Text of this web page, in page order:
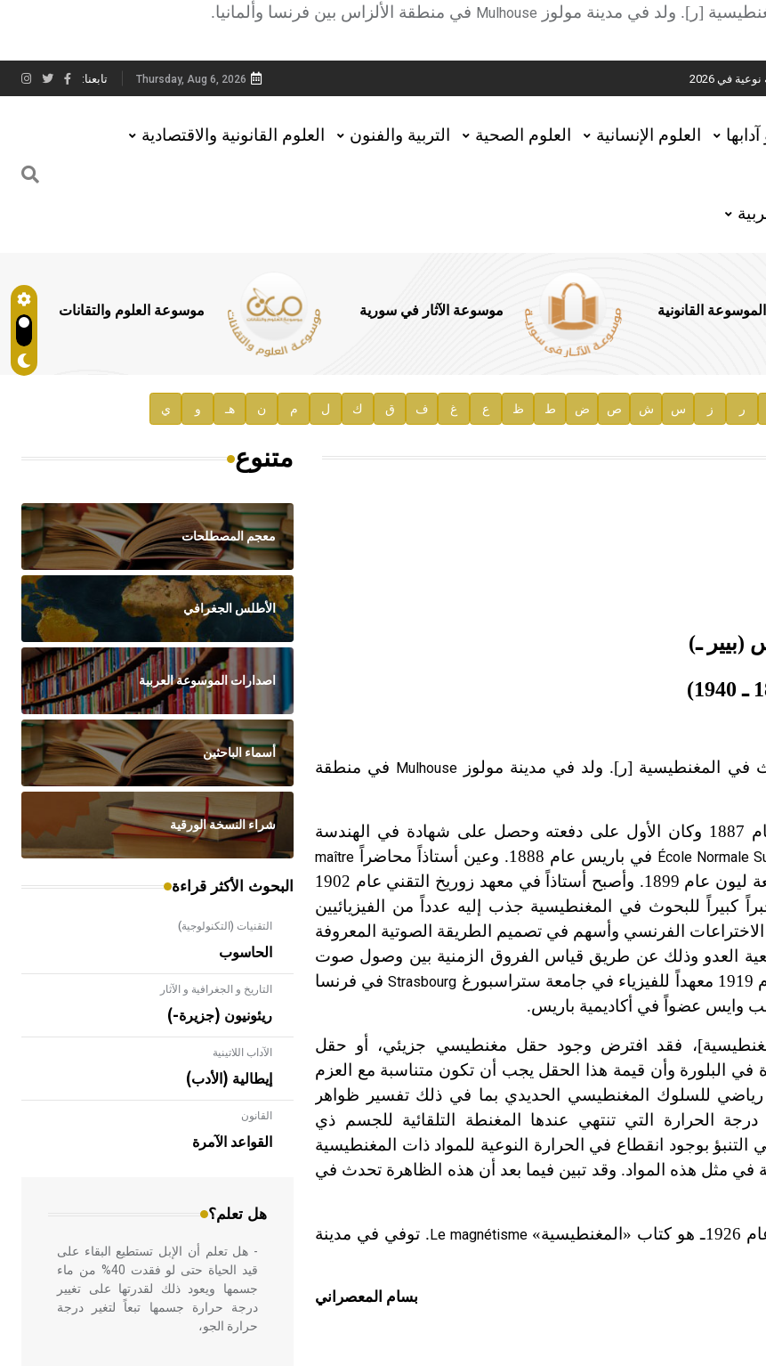
[ر]. ولد في مدينة مولوز Mulhouse في منطقة الألزاس بين فرنسا وألمانيا.
في 2026 Thursday, Aug 6, 2026 تابعنا:
العلوم الإنسانية العلوم الصحية التربية والفنون العلوم القانونية والاقتصادية
الموسوعة القانونية موسوعة الآثار في سورية موسوعة العلوم والتقانات
ر ز س ش ص ض ط ظ ع غ ف ق ك ل م ن هـ و ي
(بيير ـ)
في المغنطيسية [ر]. ولد في مدينة مولوز Mulhouse في منطقة
عام 1887 وكان الأول على دفعته وحصل على شهادة في الهندسة
École Normale في باريس عام 1888. وعين أستاذاً محاضراً
maître
عام 1895، ثم في جامعة ليون عام 1899. وأصبح أستاذاً في معهد زوريخ التقني عام 1902
للبحوث في المغنطيسية جذب إليه عدداً من الفيزيائيين
الفرنسي وأسهم في تصميم الطريقة الصوتية المعروفة
العدو وذلك عن طريق قياس الفروق الزمنية بين وصول صوت
Strasbourgفي فرنسا
فقد افترض وجود حقل مغنطيسي جزيئي، أو حقل
في البلورة وأن قيمة هذا الحقل يجب أن تكون متناسبة مع العزم
للسلوك المغنطيسي الحديدي بما في ذلك تفسير ظواهر
الحرارة التي تنتهي عندها المغنطة التلقائية للجسم ذي
بوجود انقطاع في الحرارة النوعية للمواد ذات المغنطيسية
في مثل هذه المواد. وقد تبين فيما بعد أن هذه الظاهرة تحدث في
Le magnétisme. توفي في مدينة
بسام المعصراني
متنوع
معجم المصطلحات
الأطلس الجغرافي
اصدارات الموسوعة العربية
أسماء الباحثين
شراء النسخة الورقية
البحوث الأكثر قراءة
التقنيات (التكنولوجية)
الحاسوب
التاريخ و الجغرافية و الآثار
ريئونيون (جزيرة-)
الآداب اللاتينية
إيطالية (الأدب)
القانون
القواعد الآمرة
هل تعلم؟
- هل تعلم أن الأبلق نوع من الفنون
الهندسية التي ارتبطت بالعمارة الإسلامية
في بلاد الشام ومصر خاصة، حيث يحرص
- هل تعلم أن الإبل تستطيع البقاء على
قيد الحياة حتى لو فقدت 40% من ماء
جسمها ويعود ذلك لقدرتها على تغيير
درجة حرارة جسمها تبعاً لتغير درجة
حرارة الجو،